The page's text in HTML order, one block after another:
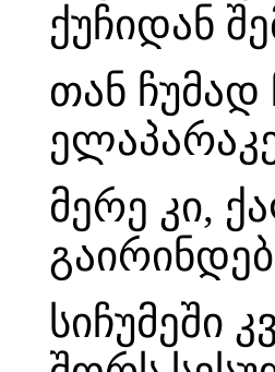
ქუჩიდან
თან
მერე კი,
სიჩუმეში